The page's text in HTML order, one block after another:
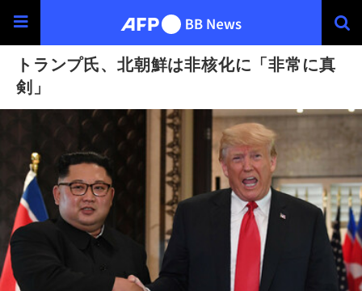
トランプ氏、北朝鮮は非核化に「非常に真
剣」